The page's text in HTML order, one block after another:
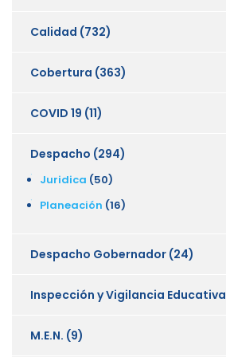
Calidad (732)
Cobertura (363)
COVID 19 (11)
Despacho (294)
Juridica (50)
Planeación (16)
Despacho Gobernador (24)
Inspección y Vigilancia Educativa
M.E.N. (9)